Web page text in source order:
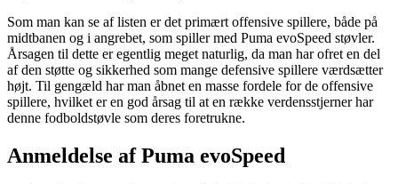
Som man kan se af listen er det primært offensive spillere, både på
midtbanen og i angrebet, som spiller med Puma evoSpeed støvler.
Årsagen til dette er egentlig meget naturlig, da man har ofret en del
af den støtte og sikkerhed som mange defensive spillere værdsætter
højt. Til gengæld har man åbnet en masse fordele for de offensive
spillere, hvilket er en god årsag til at en række verdensstjerner har
denne fodboldstøvle som deres foretrukne.
Anmeldelse af Puma evoSpeed